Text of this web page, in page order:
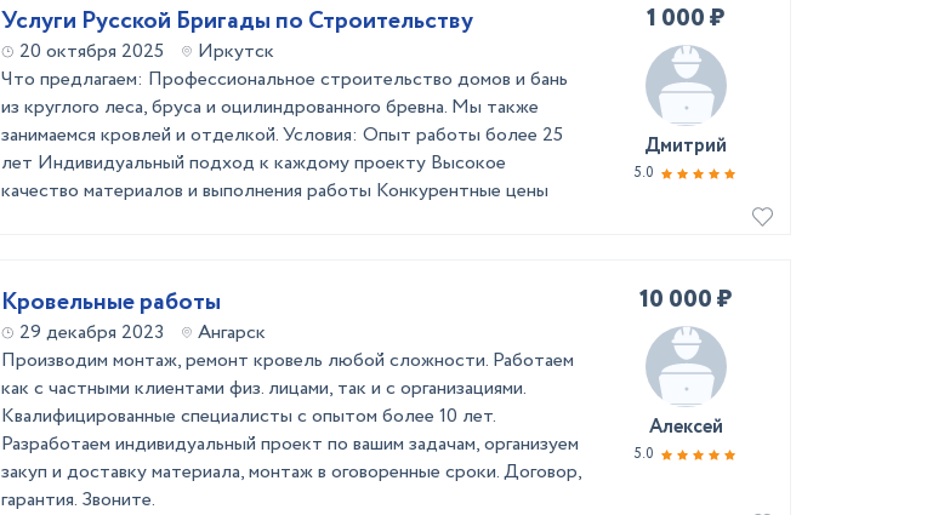
Услуги Русской Бригады по Строительству
20 октября 2025
Иркутск
Что предлагаем: Профессиональное строительство домов и бань
из круглого леса, бруса и оцилиндрованного бревна. Мы также
занимаемся кровлей и отделкой. Условия: Опыт работы более 25
лет Индивидуальный подход к каждому проекту Высокое
качество материалов и выполнения работы Конкурентные цены
1 000 ₽
Дмитрий
5.0
Кровельные работы
29 декабря 2023
Ангарск
Производим монтаж, ремонт кровель любой сложности. Работаем
как с частными клиентами физ. лицами, так и с организациями.
Квалифицированные специалисты с опытом более 10 лет.
Разработаем индивидуальный проект по вашим задачам, организуем
закуп и доставку материала, монтаж в оговоренные сроки. Договор,
гарантия. Звоните.
10 000 ₽
Алексей
5.0